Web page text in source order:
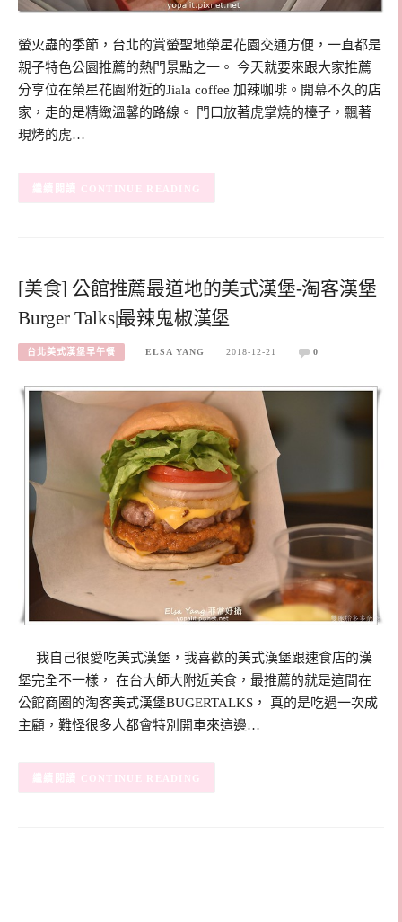
螢火蟲的季節，台北的賞螢聖地榮星花園交通方便，一直都是
親子特色公園推薦的熱門景點之一。 今天就要來跟大家推薦
分享位在榮星花園附近的Jiala coffee 加辣咖啡。開幕不久的店
家，走的是精緻溫馨的路線。 門口放著虎掌燒的檯子，飄著
現烤的虎…
CONTINUE READING
[美食] 公館推薦最道地的美式漢堡-淘客漢堡
Burger Talks|最辣鬼椒漢堡
台北美式漢堡早午餐 ELSA YANG 2018-12-21 0
我自己很愛吃美式漢堡，我喜歡的美式漢堡跟速食店的漢
堡完全不一樣， 在台大師大附近美食，最推薦的就是這間在
公館商圈的淘客美式漢堡BUGERTALKS， 真的是吃過一次成
主顧，難怪很多人都會特別開車來這邊…
CONTINUE READING